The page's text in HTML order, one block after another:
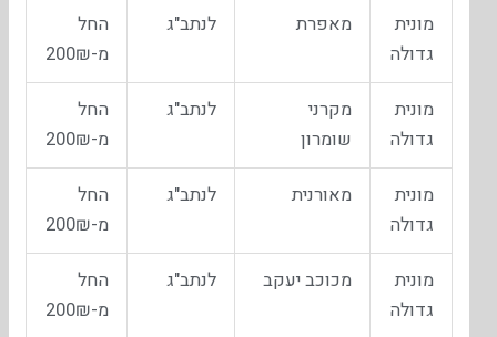
מונית
גדולה
מאפרת לנתב"ג
החל
מ-200₪
מונית
גדולה
מקרני
שומרון
לנתב"ג
החל
מ-200₪
מונית
גדולה
מאורנית לנתב"ג
החל
מ-200₪
מונית
גדולה
מכוכב יעקב לנתב"ג
החל
מ-200₪